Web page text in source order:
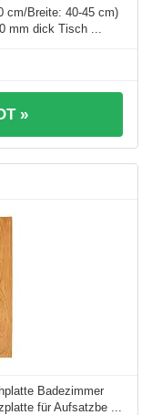
cm/Breite: 40-45 cm)
mm dick Tisch ...
»
Badezimmer
für Aufsatzbe ...